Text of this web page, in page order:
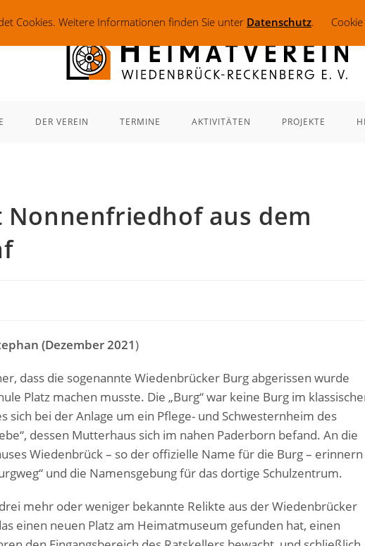
DER VEREIN TERMINE AKTIVITÄTEN PROJEKTE
aus dem
(Dezember 2021)
dass die sogenannte Wiedenbrücker Burg abgerissen wurde
Platz machen musste. Die „Burg“ war keine Burg im
sich bei der Anlage um ein Pflege- und Schwesternheim des
dessen Mutterhaus sich im nahen Paderborn befand. An die
Wiedenbrück – so der offizielle Name für die Burg – erinnern
und die Namensgebung für das dortige Schulzentrum.
mehr oder weniger bekannte Relikte aus der Wiedenbrücker
einen neuen Platz am Heimatmuseum gefunden hat, einen
Cookies. Weitere Informationen finden Sie unter Datenschutz.